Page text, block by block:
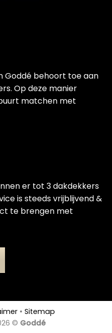
Goddé behoort toe aan
Op deze manier
matchen met
er tot 3 dakdekkers
is steeds vrijblijvend &
te brengen met
• Sitemap
© Goddé